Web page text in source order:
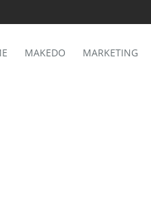
MAKEDO MARKETING